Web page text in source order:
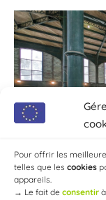
Pour offrir les
telles que les cookies
appareils.
→ Le fait de consentir